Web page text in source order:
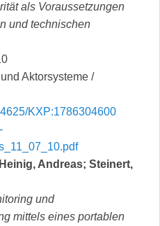
als Voraussetzungen
und technischen
Aktorsysteme /
KXP:1786304600
Andreas; Steinert,
und
mittels eines portablen